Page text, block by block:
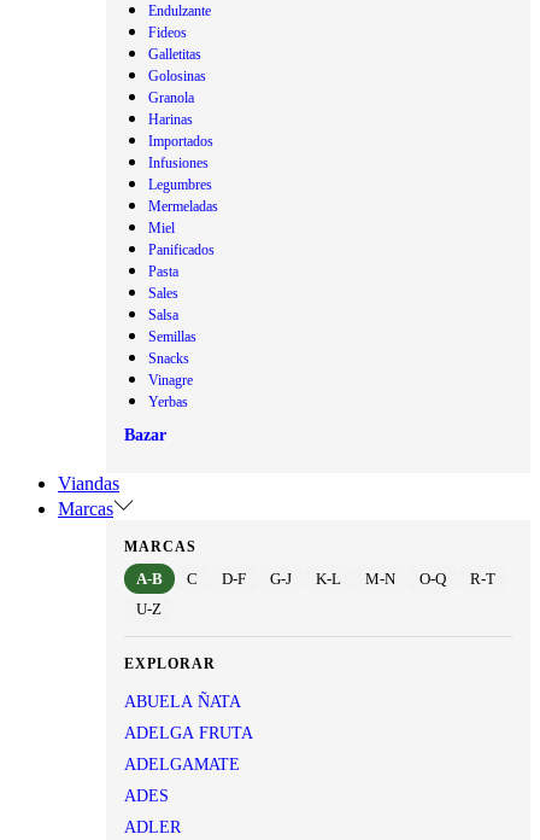
Endulzante
Fideos
Galletitas
Golosinas
Granola
Harinas
Importados
Infusiones
Legumbres
Mermeladas
Miel
Panificados
Pasta
Sales
Salsa
Semillas
Snacks
Vinagre
Yerbas
Bazar
Viandas
Marcas
MARCAS
A-B C D-F G-J K-L M-N O-Q
R-T
U-Z
EXPLORAR
ABUELA ÑATA
ADELGA FRUTA
ADELGAMATE
ADES
ADLER